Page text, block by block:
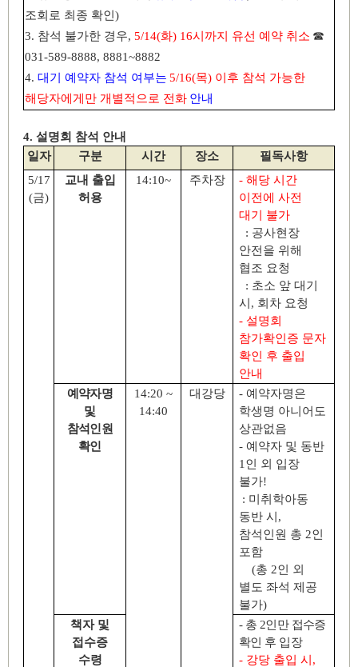
조회로 최종 확인 )
3. 참석 불가한 경우, 5/14(화) 16시까지 유선 예약 취소 ☎
031-589-8888, 8881~8882
4. 대기 예약자 참석 여부는 5/16(목) 이후 참석 가능한
해당자에게만 개별적으로 전화 안내
4. 설명회 참석 안내
일자
구분 시간 장소
필독사항
5/17
(금)
교내 출입
허용
14:10~ 주차장 - 해당 시간
이전에 사전
대기 불가
: 공사현장
안전을 위해
협조 요청
: 초소 앞 대기
시 , 회차 요청
- 설명회
참가확인증 문자
확인 후 출입
안내
예약자명
및
참석인원
확인
14:20 ~
14:40
대강당 - 예약자명은
학생명 아니어도
상관없음
- 예약자 및 동반
1 인 외 입장
불가!
: 미취학아동
동반 시 ,
참석인원 총 2인
포함
(총 2인 외
별도 좌석 제공
불가)
책자 및
접수증
수령
- 총 2인만 접수증
확인 후 입장
- 강당 출입 시 ,